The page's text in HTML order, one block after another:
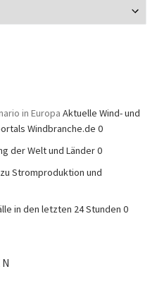
in Europa Aktuelle Wind- und
Windbranche.de 0
der Welt und Länder 0
Stromproduktion und
in den letzten 24 Stunden 0